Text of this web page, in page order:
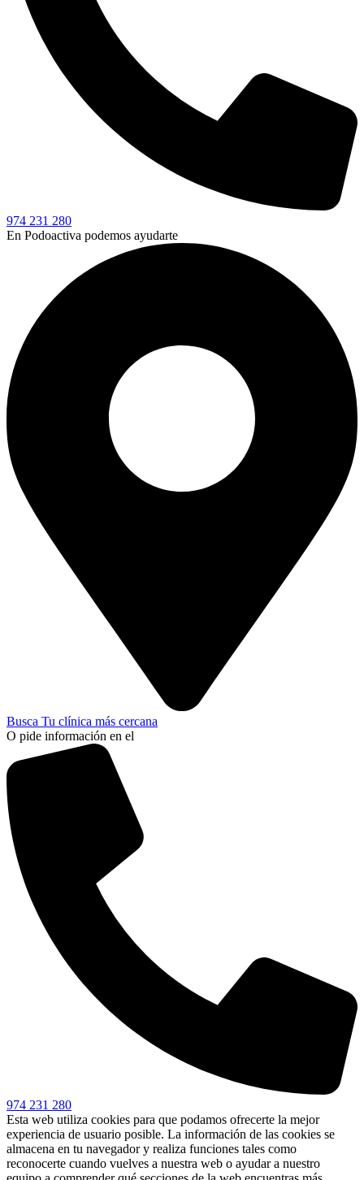
974 231 280
En Podoactiva podemos ayudarte
Busca Tu clínica más cercana
O pide información en el
974 231 280
Esta web utiliza cookies para que podamos ofrecerte la mejor
experiencia de usuario posible. La información de las cookies se
almacena en tu navegador y realiza funciones tales como
reconocerte cuando vuelves a nuestra web o ayudar a nuestro